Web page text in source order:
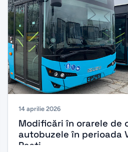
14 aprilie 2026
Modificări în orarele de
autobuzele în perioada
Paști